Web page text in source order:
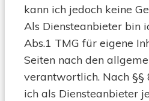
kann ich jedoch keine
Als Diensteanbieter bin
Abs.1 TMG für eigene
Seiten nach den
verantwortlich. Nach §§
ich als Diensteanbieter